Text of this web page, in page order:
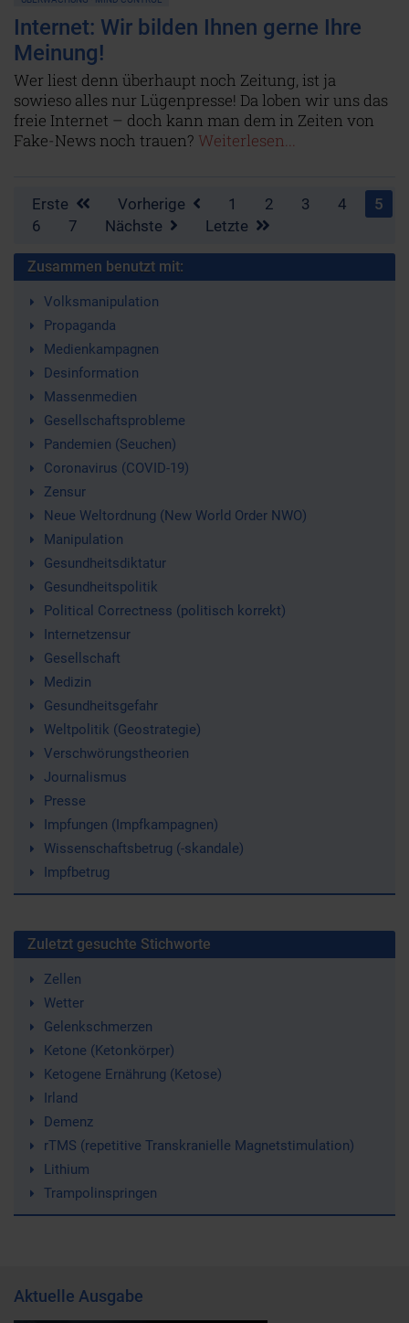
Internet: Wir bilden Ihnen gerne Ihre
Meinung!
Wer liest denn überhaupt noch Zeitung, ist ja
sowieso alles nur Lügenpresse! Da loben wir uns das
freie Internet – doch kann man dem in Zeiten von
Fake-News noch trauen? Weiterlesen...
Erste Vorherige 1 2 3 4
5
6
7 Nächste Letzte
Zusammen benutzt mit:
Volksmanipulation
Propaganda
Medienkampagnen
Desinformation
Massenmedien
Gesellschaftsprobleme
Pandemien (Seuchen)
Coronavirus (COVID-19)
Zensur
Neue Weltordnung (New World Order NWO)
Manipulation
Gesundheitsdiktatur
Gesundheitspolitik
Political Correctness (politisch korrekt)
Internetzensur
Gesellschaft
Medizin
Gesundheitsgefahr
Weltpolitik (Geostrategie)
Verschwörungstheorien
Journalismus
Presse
Impfungen (Impfkampagnen)
Wissenschaftsbetrug (-skandale)
Impfbetrug
Zuletzt gesuchte Stichworte
Zellen
Wetter
Gelenkschmerzen
Ketone (Ketonkörper)
Ketogene Ernährung (Ketose)
Irland
Demenz
rTMS (repetitive Transkranielle Magnetstimulation)
Lithium
Trampolinspringen
Aktuelle Ausgabe